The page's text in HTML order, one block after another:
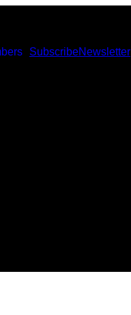
SubscribeNewsletter